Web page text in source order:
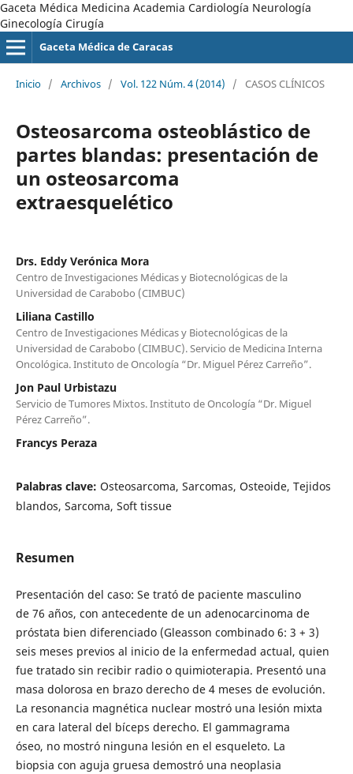
Gaceta Médica Medicina Academia Cardiología Neurología
Ginecología Cirugía
Gaceta Médica de Caracas
Inicio / Archivos / Vol. 122 Núm. 4 (2014) / CASOS CLÍNICOS
Osteosarcoma osteoblástico de
partes blandas: presentación de
un osteosarcoma
extraesquelético
Drs. Eddy Verónica Mora
Centro de Investigaciones Médicas y Biotecnológicas de la
Universidad de Carabobo (CIMBUC)
Liliana Castillo
Centro de Investigaciones Médicas y Biotecnológicas de la
Universidad de Carabobo (CIMBUC). Servicio de Medicina Interna
Oncológica. Instituto de Oncología “Dr. Miguel Pérez Carreño”.
Jon Paul Urbistazu
Servicio de Tumores Mixtos. Instituto de Oncología “Dr. Miguel
Pérez Carreño”.
Francys Peraza
Palabras clave: Osteosarcoma, Sarcomas, Osteoide, Tejidos
blandos, Sarcoma, Soft tissue
Resumen
Presentación del caso: Se trató de paciente masculino
de 76 años, con antecedente de un adenocarcinoma de
próstata bien diferenciado (Gleasson combinado 6: 3 + 3)
seis meses previos al inicio de la enfermedad actual, quien
fue tratado sin recibir radio o quimioterapia. Presentó una
masa dolorosa en brazo derecho de 4 meses de evolución.
La resonancia magnética nuclear mostró una lesión mixta
en cara lateral del bíceps derecho. El gammagrama
óseo, no mostró ninguna lesión en el esqueleto. La
biopsia con aguja gruesa demostró una neoplasia